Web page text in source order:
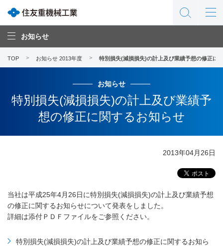
お知らせ
TOP お知らせ 2013年度 特別損失(減損損失)の計上及び業績予想の修正に
お知らせ
特別損失(減損損失)の計上及び業績予
想の修正に関するお知らせ
2013年04月26日
当社は平成25年4月26日に特別損失(減損損失)の計上及び業績予想
の修正に関するお知らせについて発表をしました。
詳細は添付ＰＤＦファイルをご参照ください。
特別損失(減損損失)の計上及び業績予想の修正に関するお知ら